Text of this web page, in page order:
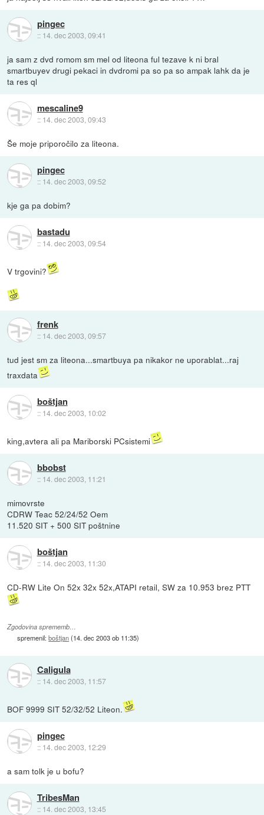
pingec
:: 14. dec 2003, 09:41
ja sam z dvd romom sm mel od liteona ful tezave k ni bral
smartbuyev drugi pekaci in dvdromi pa so pa so ampak lahk da je
ta res ql
mescaline9
:: 14. dec 2003, 09:43
Še moje priporočilo za liteona.
pingec
:: 14. dec 2003, 09:52
kje ga pa dobim?
bastadu
:: 14. dec 2003, 09:54
V trgovini?
frenk
:: 14. dec 2003, 09:57
tud jest sm za liteona...smartbuya pa nikakor ne uporablat...raj
traxdata
boštjan
:: 14. dec 2003, 10:02
king,avtera ali pa Mariborski PCsistemi
bbobst
:: 14. dec 2003, 11:21
mimovrste
CDRW Teac 52/24/52 Oem
11.520 SIT + 500 SIT poštnine
boštjan
:: 14. dec 2003, 11:30
CD-RW Lite On 52x 32x 52x,ATAPI retail, SW za 10.953 brez PTT
Zgodovina sprememb…
spremenil:boštjan(14. dec 2003 ob 11:35)
Caligula
:: 14. dec 2003, 11:57
BOF 9999 SIT 52/32/52 Liteon.
pingec
:: 14. dec 2003, 12:29
a sam tolk je u bofu?
TribesMan
:: 14. dec 2003, 13:45